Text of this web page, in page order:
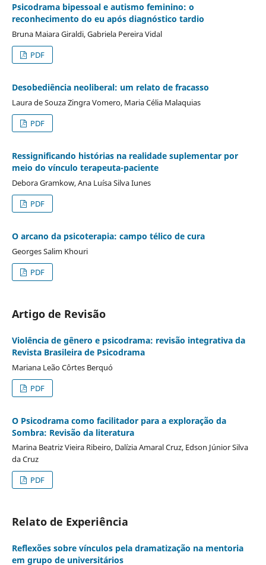
Psicodrama bipessoal e autismo feminino: o
reconhecimento do eu após diagnóstico tardio
Bruna Maiara Giraldi, Gabriela Pereira Vidal
PDF
Desobediência neoliberal: um relato de fracasso
Laura de Souza Zingra Vomero, Maria Célia Malaquias
PDF
Ressignificando histórias na realidade suplementar por
meio do vínculo terapeuta-paciente
Debora Gramkow, Ana Luísa Silva Iunes
PDF
O arcano da psicoterapia: campo télico de cura
Georges Salim Khouri
PDF
Artigo de Revisão
Violência de gênero e psicodrama: revisão integrativa da
Revista Brasileira de Psicodrama
Mariana Leão Côrtes Berquó
PDF
O Psicodrama como facilitador para a exploração da
Sombra: Revisão da literatura
Marina Beatriz Vieira Ribeiro, Dalízia Amaral Cruz, Edson Júnior Silva
da Cruz
PDF
Relato de Experiência
Reflexões sobre vínculos pela dramatização na mentoria
em grupo de universitários